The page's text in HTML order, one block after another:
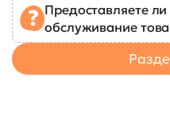
Предоставляете
обслуживание